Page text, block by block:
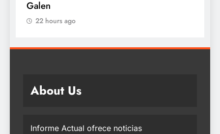
About Us
Informe Actual ofrece noticias